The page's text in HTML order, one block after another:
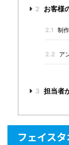
2 お客様
2.1 制
2.2 ア
3 担当者
フェイス